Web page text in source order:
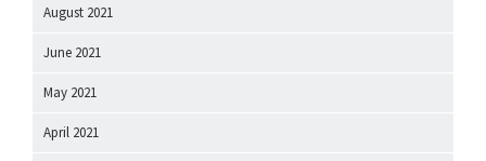
August 2021
June 2021
May 2021
April 2021